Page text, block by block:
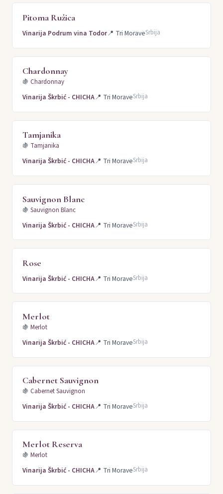
Pitoma Ružica
Vinarija Podrum vina Todor📍 Tri MoraveSrbija
Chardonnay
🍇 Chardonnay
Vinarija Škrbić - CHICHA📍 Tri MoraveSrbija
Tamjanika
🍇 Tamjanika
Vinarija Škrbić - CHICHA📍 Tri MoraveSrbija
Sauvignon Blanc
🍇 Sauvignon Blanc
Vinarija Škrbić - CHICHA📍 Tri MoraveSrbija
Rose
Vinarija Škrbić - CHICHA📍 Tri MoraveSrbija
Merlot
🍇 Merlot
Vinarija Škrbić - CHICHA📍 Tri MoraveSrbija
Cabernet Sauvignon
🍇 Cabernet Sauvignon
Vinarija Škrbić - CHICHA📍 Tri MoraveSrbija
Merlot Reserva
🍇 Merlot
Vinarija Škrbić - CHICHA📍 Tri MoraveSrbija